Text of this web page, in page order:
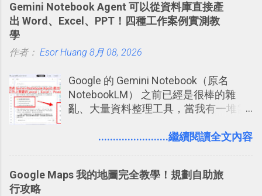
有機會在一個專案合作中使用了 Slack
一段時間，我覺得它吸引人之處有三
LINE 或 Facebook 一樣易於讓公司同事
2. 「 有效率 」：但是 Slack 的頻道、群
組機制讓茶水間的聊天，不會干擾工作
的討論，並且星號與釘選功能讓每個同
」： Slack 的架構可以讓每一個團隊設
保持聯繫。 如果你需要中文版的同類平
Gemini Notebook Agent 可以從資料庫直接產
出 Word、Excel、PPT！四種工作案例實測教
學
作者： Esor Huang 8月 08, 2026
Google 的 Gemini Notebook（原名
NotebookLM） 之前已經是很棒的雜
亂、大量資料整理工具，當我有一堆需
量格式不一的混亂工作文件需要彙整，
Codex 這樣的 AI 工作作進階處理。
........................繼續閱讀全文內容
Google Maps 我的地圖完全教學！規劃自助旅
行攻略